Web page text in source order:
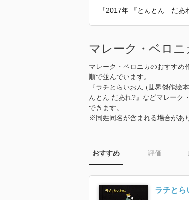
「2017年 『とんとん だあ
マレーク・ベロ
マレーク・ベロニカのおすすめ
順で並んでいます。
『ラチとらいおん (世界傑作絵
んとん だあれ?』などマレーク
できます。
※同姓同名が含まれる場合があ
おすすめ 評価
ラチとら